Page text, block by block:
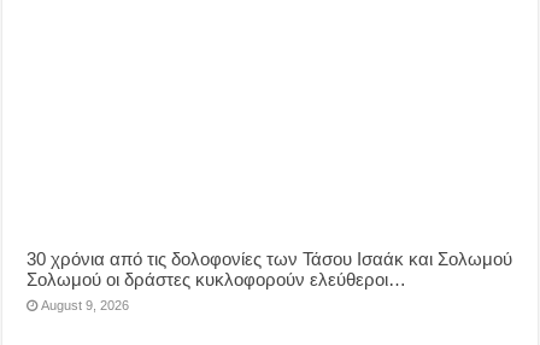
30 χρόνια από τις δολοφονίες των Τάσου Ισαάκ και Σολωμού
Σολωμού οι δράστες κυκλοφορούν ελεύθεροι…
August 9, 2026